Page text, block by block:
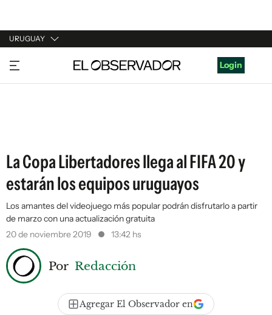
URUGUAY
URUGUAY
ARGENTINA
Login
La Copa Libertadores llega al FIFA 20 y
estarán los equipos uruguayos
Los amantes del videojuego más popular podrán disfrutarlo a partir
de marzo con una actualización gratuita
20 de noviembre 2019
13:42 hs
Por Redacción
Agregar El Observador en